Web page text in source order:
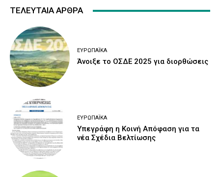
ΤΕΛΕΥΤΑΙΑ ΑΡΘΡΑ
ΕΥΡΩΠΑΪΚΆ
Άνοιξε το ΟΣΔΕ 2025 για διορθώσεις
ΕΥΡΩΠΑΪΚΆ
Υπεγράφη η Κοινή Απόφαση για τα
νέα Σχέδια Βελτίωσης